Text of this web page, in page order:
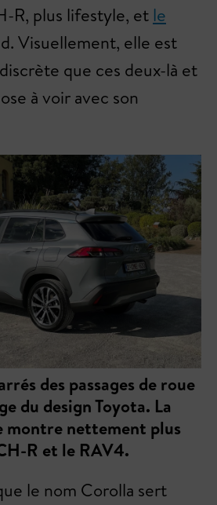
R, plus lifestyle, et le
Visuellement, elle est
que ces deux-là et
à voir avec son
des passages de roue
du design Toyota. La
montre nettement plus
R et le RAV4.
le nom Corolla sert